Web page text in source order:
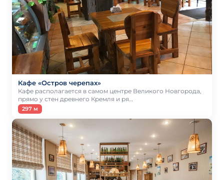
Кафе «Остров черепах»
Кафе располагается в самом центре Великого Новгорода,
прямо у стен древнего Кремля и ря…
297 м